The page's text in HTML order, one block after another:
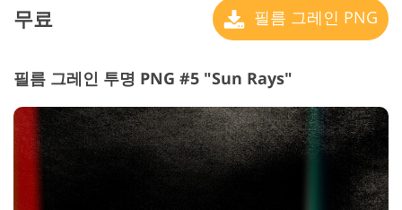
무료 필름 그레인 PNG
필름 그레인 투명 PNG #5 "Sun Rays"